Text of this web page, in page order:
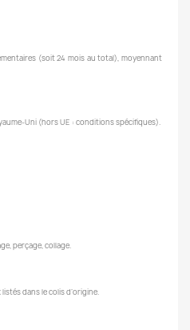
(soit 24 mois au total), moyennant
Uni (hors UE : conditions spécifiques).
perçage, collage.
dans le colis d’origine.